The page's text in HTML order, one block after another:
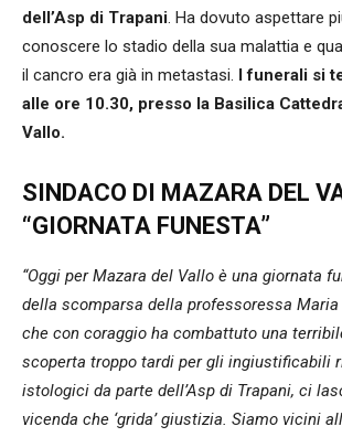
dell’Asp di Trapani. Ha dovuto aspettare
conoscere lo stadio della sua malattia e
il cancro era già in metastasi. I funerali si
alle ore 10.30, presso la Basilica
Vallo.
SINDACO DI MAZARA DEL
“GIORNATA FUNESTA”
“Oggi per Mazara del Vallo è una giornata
della scomparsa della professoressa Maria
che con coraggio ha combattuto una
scoperta troppo tardi per gli ingiustificabili
istologici da parte dell’Asp di Trapani, ci
vicenda che ‘grida’ giustizia. Siamo vicini